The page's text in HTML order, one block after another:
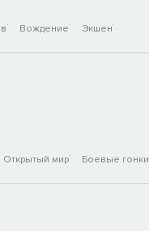
Вождение Экшен
Открытый мир Боевые гонки